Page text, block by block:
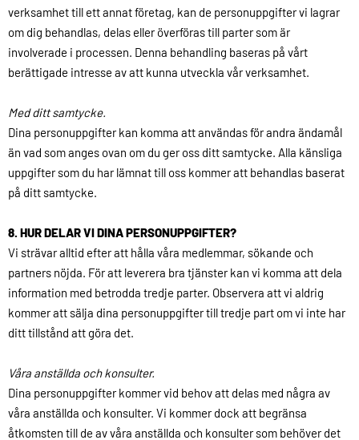
verksamhet till ett annat företag, kan de personuppgifter vi lagrar
om dig behandlas, delas eller överföras till parter som är
involverade i processen. Denna behandling baseras på vårt
berättigade intresse av att kunna utveckla vår verksamhet.
Med ditt samtycke.
Dina personuppgifter kan komma att användas för andra ändamål
än vad som anges ovan om du ger oss ditt samtycke. Alla känsliga
uppgifter som du har lämnat till oss kommer att behandlas baserat
på ditt samtycke.
8. HUR DELAR VI DINA PERSONUPPGIFTER?
Vi strävar alltid efter att hålla våra medlemmar, sökande och
partners nöjda. För att leverera bra tjänster kan vi komma att dela
information med betrodda tredje parter. Observera att vi aldrig
kommer att sälja dina personuppgifter till tredje part om vi inte har
ditt tillstånd att göra det.
Våra anställda och konsulter.
Dina personuppgifter kommer vid behov att delas med några av
våra anställda och konsulter. Vi kommer dock att begränsa
åtkomsten till de av våra anställda och konsulter som behöver det